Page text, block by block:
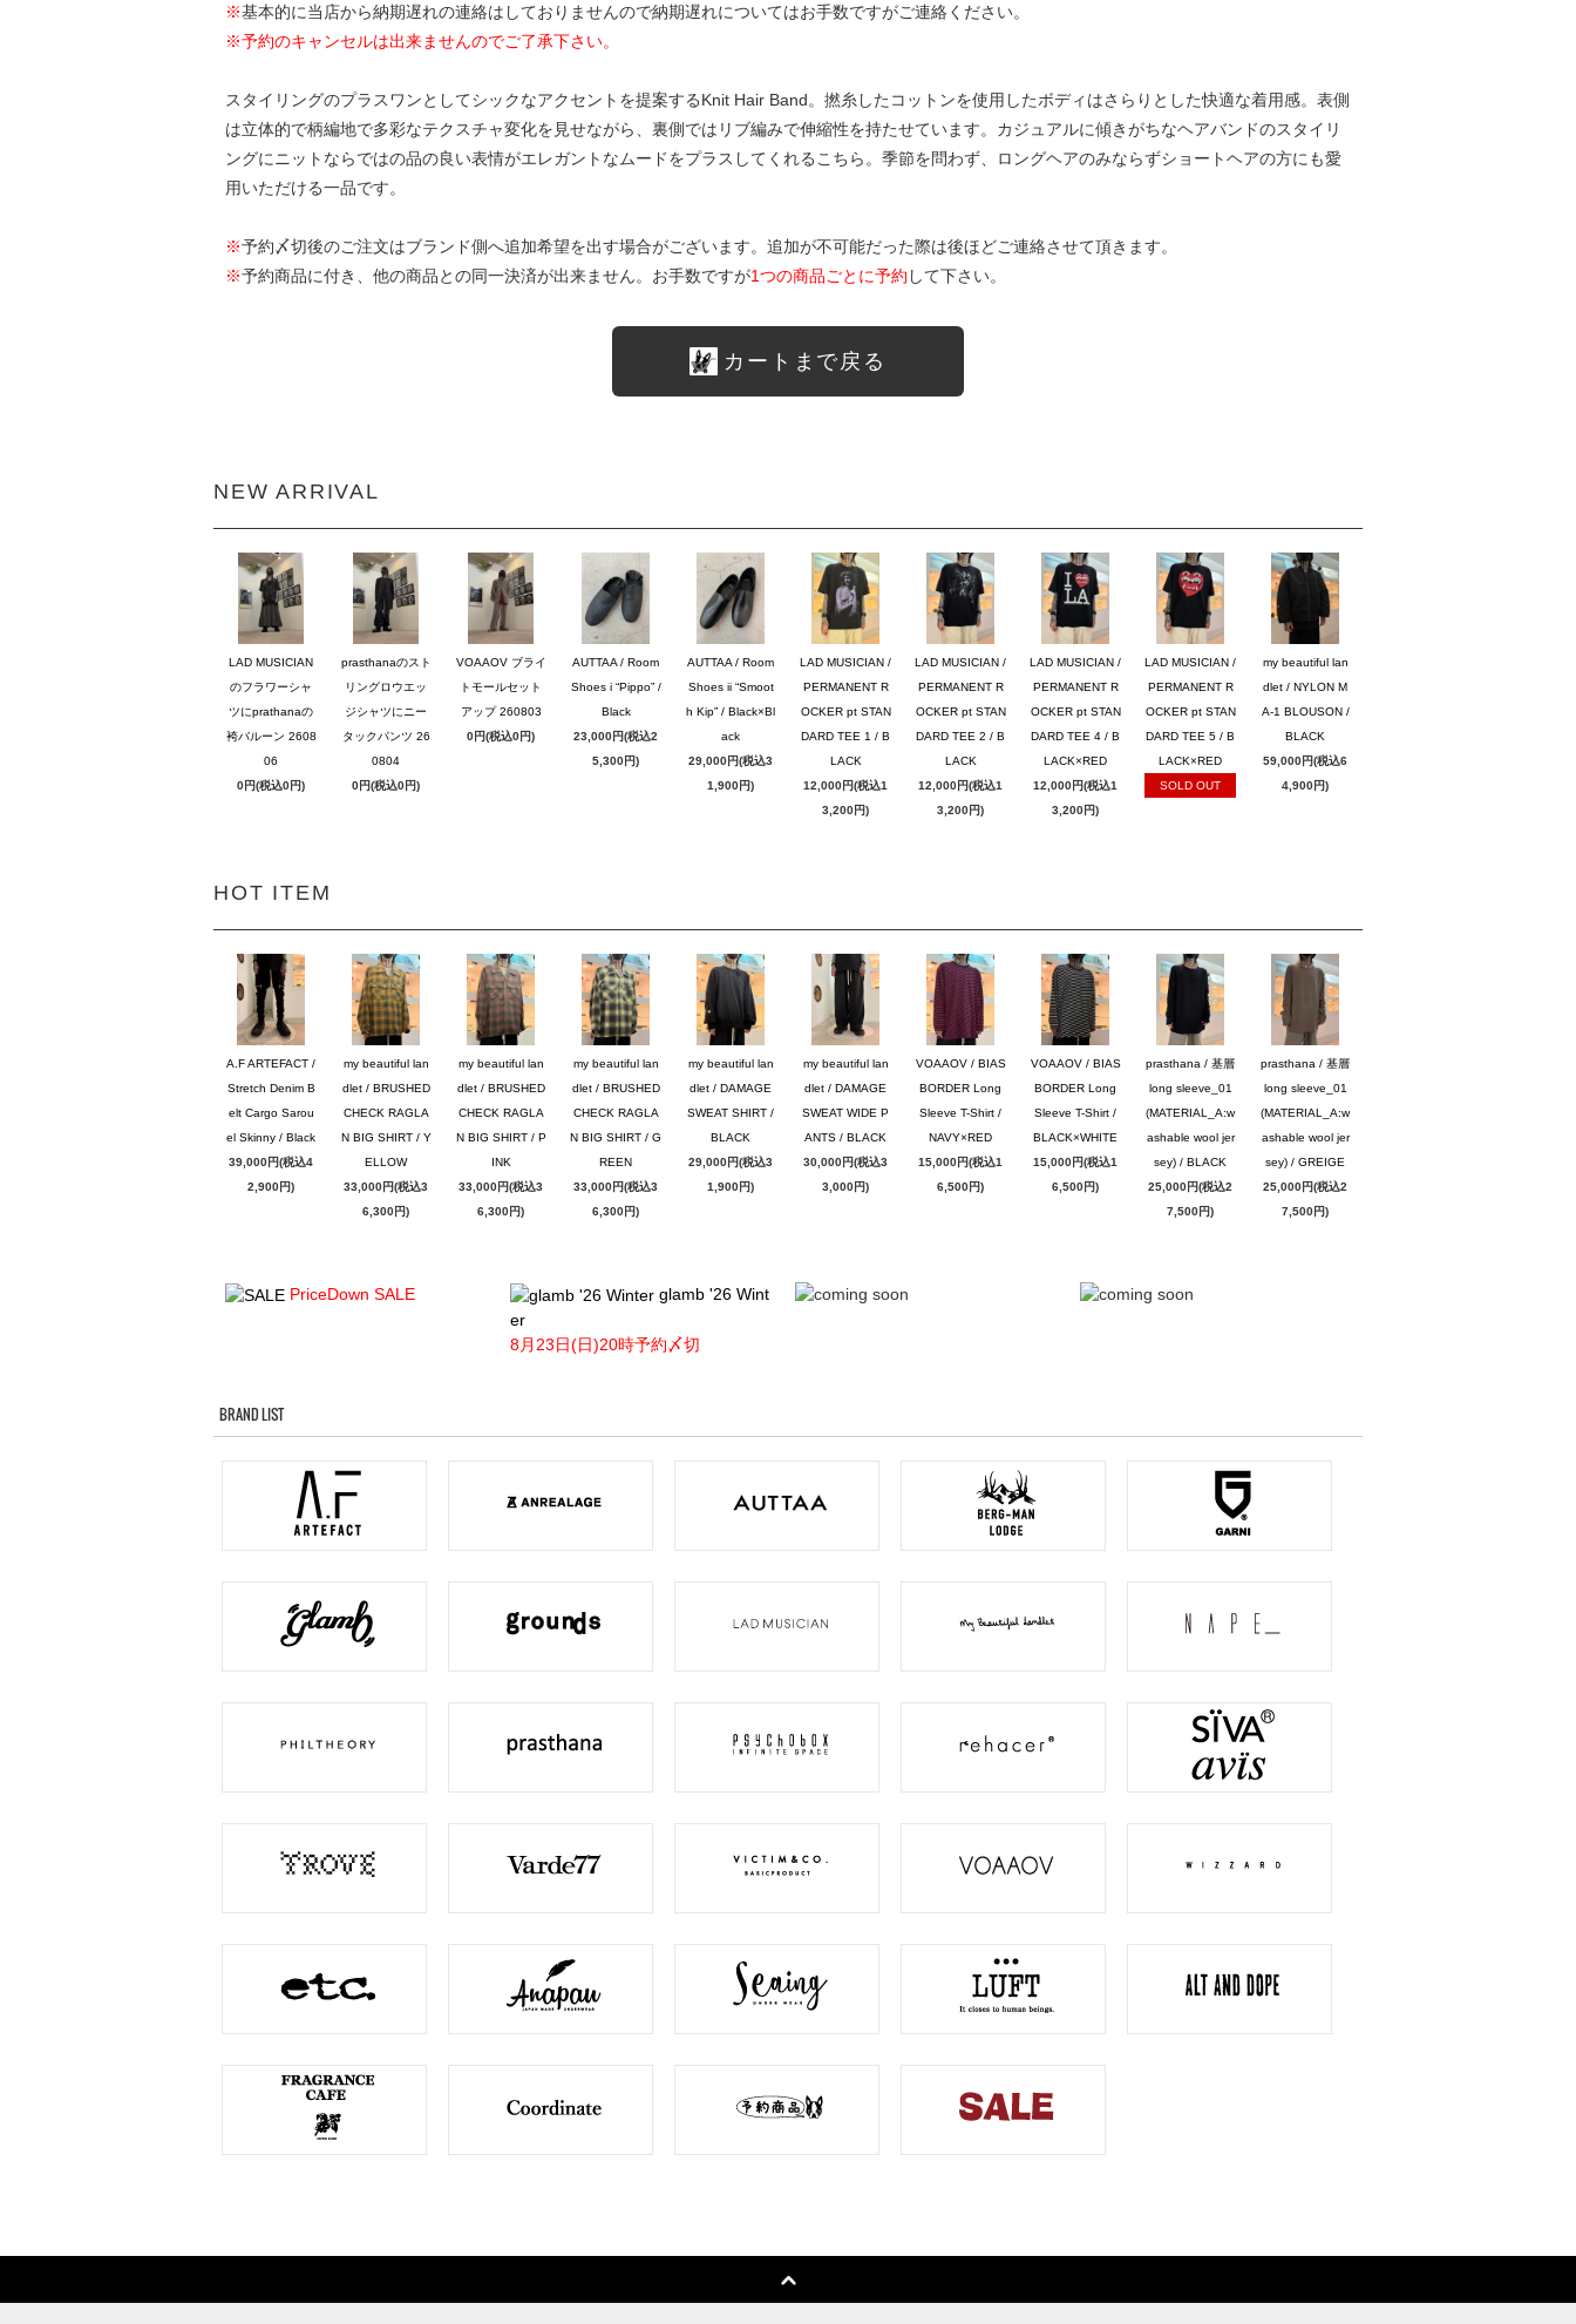
※基本的に当店から納期遅れの連絡はしておりませんので納期遅れについてはお手数ですがご連絡ください。
※予約のキャンセルは出来ませんのでご了承下さい。
スタイリングのプラスワンとしてシックなアクセントを提案するKnit Hair Band。撚糸したコットンを使用したボディはさらりとした快適な着用感。表側
は立体的で柄編地で多彩なテクスチャ変化を見せながら、裏側ではリブ編みで伸縮性を持たせています。カジュアルに傾きがちなヘアバンドのスタイリ
ングにニットならではの品の良い表情がエレガントなムードをプラスしてくれるこちら。季節を問わず、ロングヘアのみならずショートヘアの方にも愛
用いただける一品です。
※予約〆切後のご注文はブランド側へ追加希望を出す場合がございます。追加が不可能だった際は後ほどご連絡させて頂きます。
※予約商品に付き、他の商品との同一決済が出来ません。お手数ですが1つの商品ごとに予約 して下さい。
カートまで戻る
NEW ARRIVAL
LAD MUSICIAN
のフラワーシャ
ツにprathanaの
袴バルーン 2608
06
0円(税込0円)
prasthanaのスト
リングロウエッ
ジシャツにニー
タックパンツ 26
0804
0円(税込0円)
VOAAOV ブライ
トモールセット
アップ 260803
0円(税込0円)
AUTTAA / Room
Shoes i “Pippo” /
Black
23,000円(税込2
5,300円)
AUTTAA / Room
Shoes ii “Smoot
h Kip” / Black×Bl
ack
29,000円(税込3
1,900円)
LAD MUSICIAN /
PERMANENT R
OCKER pt STAN
DARD TEE 1 / B
LACK
12,000円(税込1
3,200円)
LAD MUSICIAN /
PERMANENT R
OCKER pt STAN
DARD TEE 2 / B
LACK
12,000円(税込1
3,200円)
LAD MUSICIAN /
PERMANENT R
OCKER pt STAN
DARD TEE 4 / B
LACK×RED
12,000円(税込1
3,200円)
LAD MUSICIAN /
PERMANENT R
OCKER pt STAN
DARD TEE 5 / B
LACK×RED
SOLD OUT
my beautiful lan
dlet / NYLON M
A-1 BLOUSON /
BLACK
59,000円(税込6
4,900円)
HOT ITEM
A.F ARTEFACT /
Stretch Denim B
elt Cargo Sarou
el Skinny / Black
39,000円(税込4
2,900円)
my beautiful lan
dlet / BRUSHED
CHECK RAGLA
N BIG SHIRT / Y
ELLOW
33,000円(税込3
6,300円)
my beautiful lan
dlet / BRUSHED
CHECK RAGLA
N BIG SHIRT / P
INK
33,000円(税込3
6,300円)
my beautiful lan
dlet / BRUSHED
CHECK RAGLA
N BIG SHIRT / G
REEN
33,000円(税込3
6,300円)
my beautiful lan
dlet / DAMAGE
SWEAT SHIRT /
BLACK
29,000円(税込3
1,900円)
my beautiful lan
dlet / DAMAGE
SWEAT WIDE P
ANTS / BLACK
30,000円(税込3
3,000円)
VOAAOV / BIAS
BORDER Long
Sleeve T-Shirt /
NAVY×RED
15,000円(税込1
6,500円)
VOAAOV / BIAS
BORDER Long
Sleeve T-Shirt /
BLACK×WHITE
15,000円(税込1
6,500円)
prasthana / 基層
long sleeve_01
(MATERIAL_A:w
ashable wool jer
sey) / BLACK
25,000円(税込2
7,500円)
prasthana / 基層
long sleeve_01
(MATERIAL_A:w
ashable wool jer
sey) / GREIGE
25,000円(税込2
7,500円)
PriceDown SALE
glamb '26 Wint
er
8月23日(日)20時予約〆切
BRAND LIST